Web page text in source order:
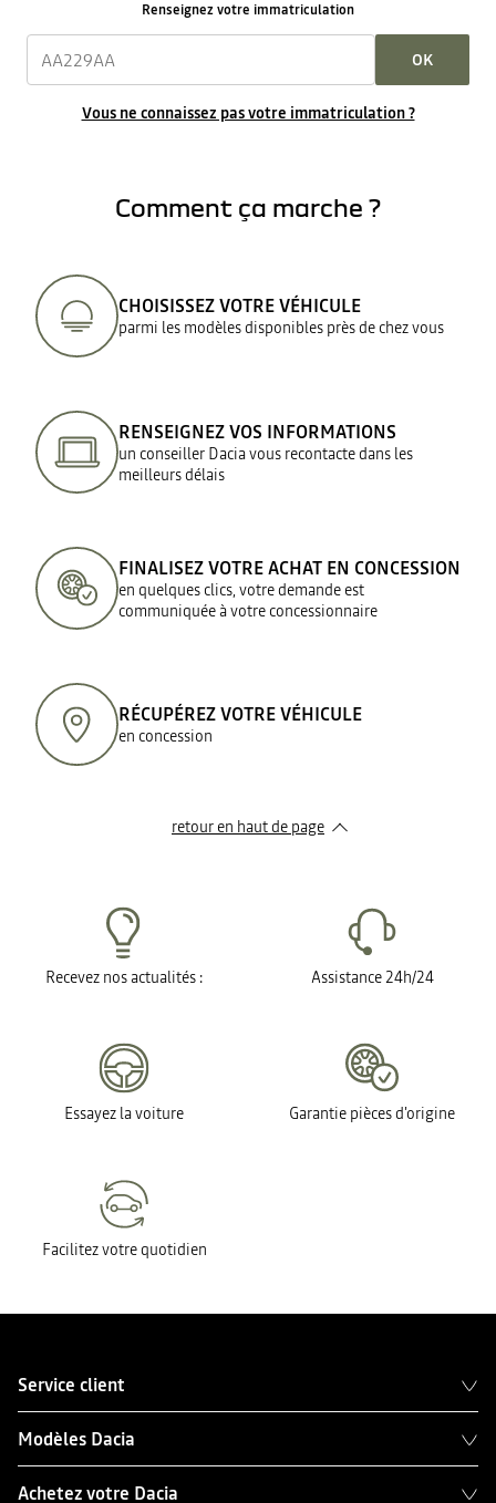
Renseignez votre immatriculation
OK
Vous ne connaissez pas votre immatriculation ?
Comment ça marche ?
CHOISISSEZ VOTRE VÉHICULE
parmi les modèles disponibles près de chez vous
RENSEIGNEZ VOS INFORMATIONS
un conseiller Dacia vous recontacte dans les
meilleurs délais
FINALISEZ VOTRE ACHAT EN CONCESSION
en quelques clics, votre demande est
communiquée à votre concessionnaire
RÉCUPÉREZ VOTRE VÉHICULE
en concession
retour en haut de page​
Recevez nos actualités : Assistance 24h/24
Essayez la voiture Garantie pièces d'origine
Facilitez votre quotidien
Service client
Modèles Dacia
Achetez votre Dacia